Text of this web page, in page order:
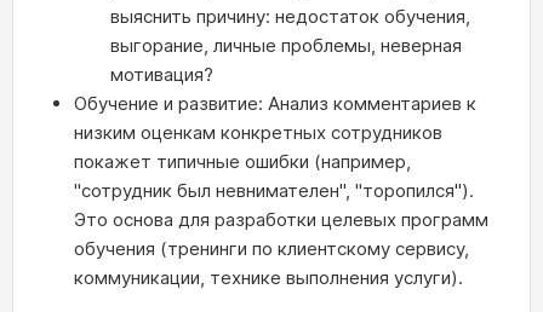
выяснить причину: недостаток обучения,
выгорание, личные проблемы, неверная
мотивация?
Обучение и развитие: Анализ комментариев к
низким оценкам конкретных сотрудников
покажет типичные ошибки (например,
"сотрудник был невнимателен", "торопился").
Это основа для разработки целевых программ
обучения (тренинги по клиентскому сервису,
коммуникации, технике выполнения услуги).